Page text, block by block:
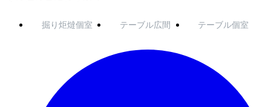
掘り炬燵個室 テーブル広間 テーブル個室